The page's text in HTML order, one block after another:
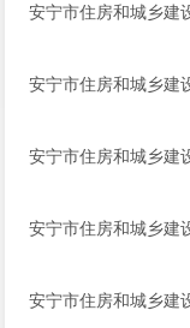
安宁市住房和城乡建
安宁市住房和城乡建
安宁市住房和城乡建
安宁市住房和城乡建
安宁市住房和城乡建